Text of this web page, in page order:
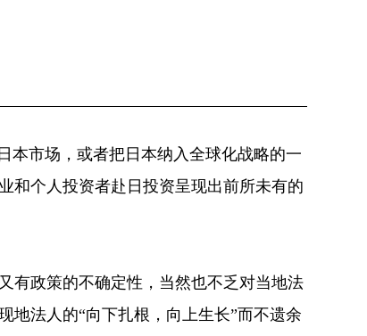
本市场，或者把日本纳入全球化战略的一
和个人投资者赴日投资呈现出前所未有的
有政策的不确定性，当然也不乏对当地法
地法人的“向下扎根，向上生长”而不遗余